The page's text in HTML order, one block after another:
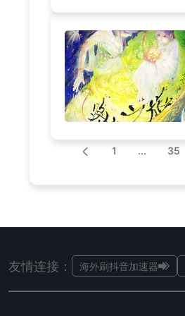
1 ... 35
友情连接： 海外刷抖音加速器